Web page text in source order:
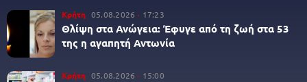
Κρήτη 05.08.2026 17:23
Θλίψη στα Ανώγεια: Έφυγε από τη ζωή στα 53
της η αγαπητή Αντωνία
Κρήτη 05.08.2026 15:00